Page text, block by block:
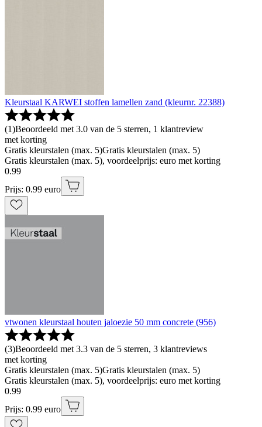
Kleurstaal KARWEI stoffen lamellen zand (kleurnr. 22388)
(1)Beoordeeld met 3.0 van de 5 sterren, 1 klantreview
met korting
Gratis kleurstalen (max. 5)Gratis kleurstalen (max. 5)
Gratis kleurstalen (max. 5), voordeelprijs: euro met korting
0.99
Prijs: 0.99 euro
vtwonen kleurstaal houten jaloezie 50 mm concrete (956)
(3)Beoordeeld met 3.3 van de 5 sterren, 3 klantreviews
met korting
Gratis kleurstalen (max. 5)Gratis kleurstalen (max. 5)
Gratis kleurstalen (max. 5), voordeelprijs: euro met korting
0.99
Prijs: 0.99 euro